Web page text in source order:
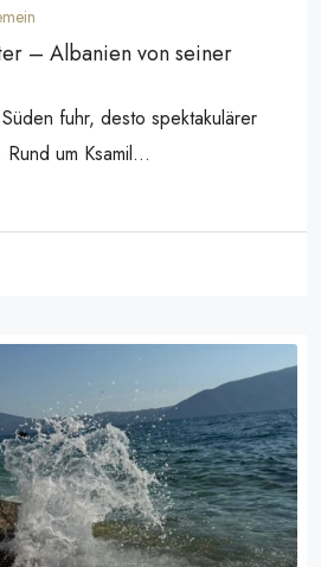
– Albanien von seiner
fuhr, desto spektakulärer
um Ksamil...